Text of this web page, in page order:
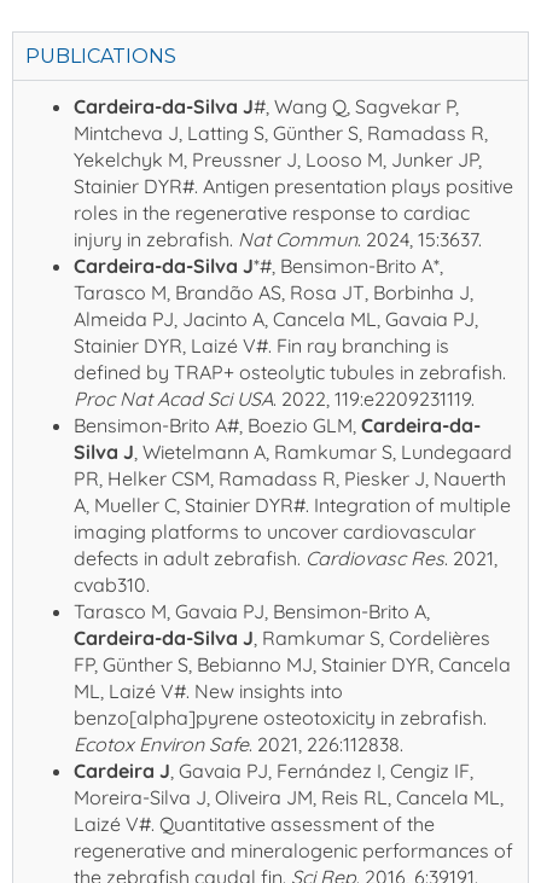
PUBLICATIONS
Cardeira-da-Silva J#, Wang Q, Sagvekar P,
Mintcheva J, Latting S, Günther S, Ramadass R,
Yekelchyk M, Preussner J, Looso M, Junker JP,
Stainier DYR#. Antigen presentation plays positive
roles in the regenerative response to cardiac
injury in zebrafish. Nat Commun. 2024, 15:3637.
Cardeira-da-Silva J*#, Bensimon-Brito A*,
Tarasco M, Brandão AS, Rosa JT, Borbinha J,
Almeida PJ, Jacinto A, Cancela ML, Gavaia PJ,
Stainier DYR, Laizé V#. Fin ray branching is
defined by TRAP+ osteolytic tubules in zebrafish.
Proc Nat Acad Sci USA. 2022, 119:e2209231119.
Bensimon-Brito A#, Boezio GLM, Cardeira-da-
Silva J , Wietelmann A, Ramkumar S, Lundegaard
PR, Helker CSM, Ramadass R, Piesker J, Nauerth
A, Mueller C, Stainier DYR#. Integration of multiple
imaging platforms to uncover cardiovascular
defects in adult zebrafish. Cardiovasc Res. 2021,
cvab310.
Tarasco M, Gavaia PJ, Bensimon-Brito A,
Cardeira-da-Silva J , Ramkumar S, Cordelières
FP, Günther S, Bebianno MJ, Stainier DYR, Cancela
ML, Laizé V#. New insights into
benzo[alpha]pyrene osteotoxicity in zebrafish.
Ecotox Environ Safe. 2021, 226:112838.
Cardeira J , Gavaia PJ, Fernández I, Cengiz IF,
Moreira-Silva J, Oliveira JM, Reis RL, Cancela ML,
Laizé V#. Quantitative assessment of the
regenerative and mineralogenic performances of
the zebrafish caudal fin. Sci Rep. 2016, 6:39191.